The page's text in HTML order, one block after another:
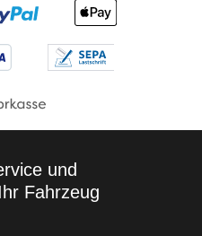
und
Fahrzeug